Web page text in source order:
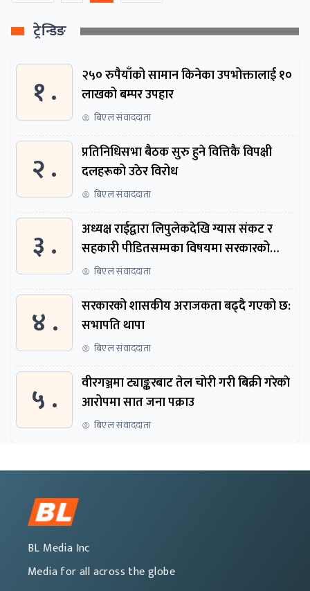
ट्रेन्डिङ
१ .
२५० रुपैयाँको सामान किनेका उपभोक्तालाई १०
लाखको बम्पर उपहार
बिएल संवाददाता
२ .
प्रतिनिधिसभा बैठक सुरु हुने वित्तिकै विपक्षी
दलहरूको उठेर विरोध
बिएल संवाददाता
३ .
अध्यक्ष राईद्वारा लिपुलेकदेखि ग्यास संकट र
सहकारी पीडितसम्मका विषयमा सरकारको
ध्यानाकर्षण
बिएल संवाददाता
४ .
सरकारको शासकीय अराजकता बढ्दै गएको छ:
सभापति थापा
बिएल संवाददाता
५ .
वीरगञ्जमा ट्याङ्करबाट तेल चोरी गरी बिक्री गरेकाे
आरोपमा सात जना पक्राउ
बिएल संवाददाता
BL Media Inc
Media for all across the globe